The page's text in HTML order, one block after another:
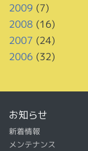
2009 (7)
2008 (16)
2007 (24)
2006 (32)
お知らせ
新着情報
メンテナンス